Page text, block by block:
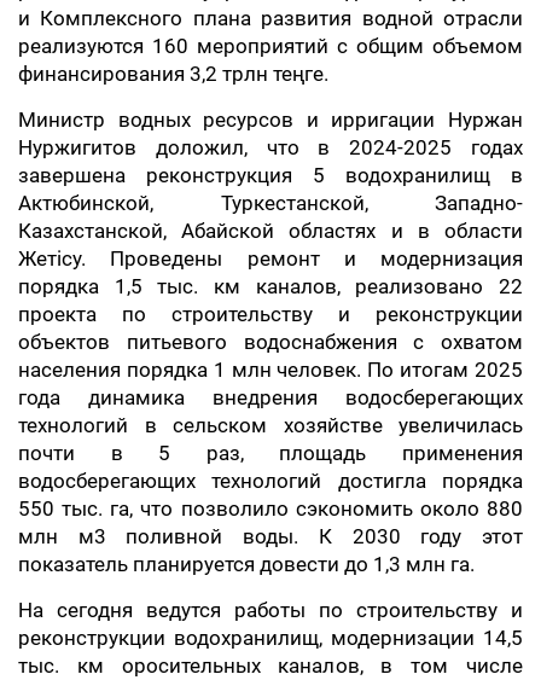
и Комплексного плана развития водной отрасли
реализуются 160 мероприятий с общим объемом
финансирования 3,2 трлн теңге.
Министр водных ресурсов и ирригации Нуржан
Нуржигитов доложил, что в 2024-2025 годах
завершена реконструкция 5 водохранилищ в
Актюбинской, Туркестанской, Западно-
Казахстанской, Абайской областях и в области
Жетісу. Проведены ремонт и модернизация
порядка 1,5 тыс. км каналов, реализовано 22
проекта по строительству и реконструкции
объектов питьевого водоснабжения с охватом
населения порядка 1 млн человек. По итогам 2025
года динамика внедрения водосберегающих
технологий в сельском хозяйстве увеличилась
почти в 5 раз, площадь применения
водосберегающих технологий достигла порядка
550 тыс. га, что позволило сэкономить около 880
млн м3 поливной воды. К 2030 году этот
показатель планируется довести до 1,3 млн га.
На сегодня ведутся работы по строительству и
реконструкции водохранилищ, модернизации 14,5
тыс. км оросительных каналов, в том числе